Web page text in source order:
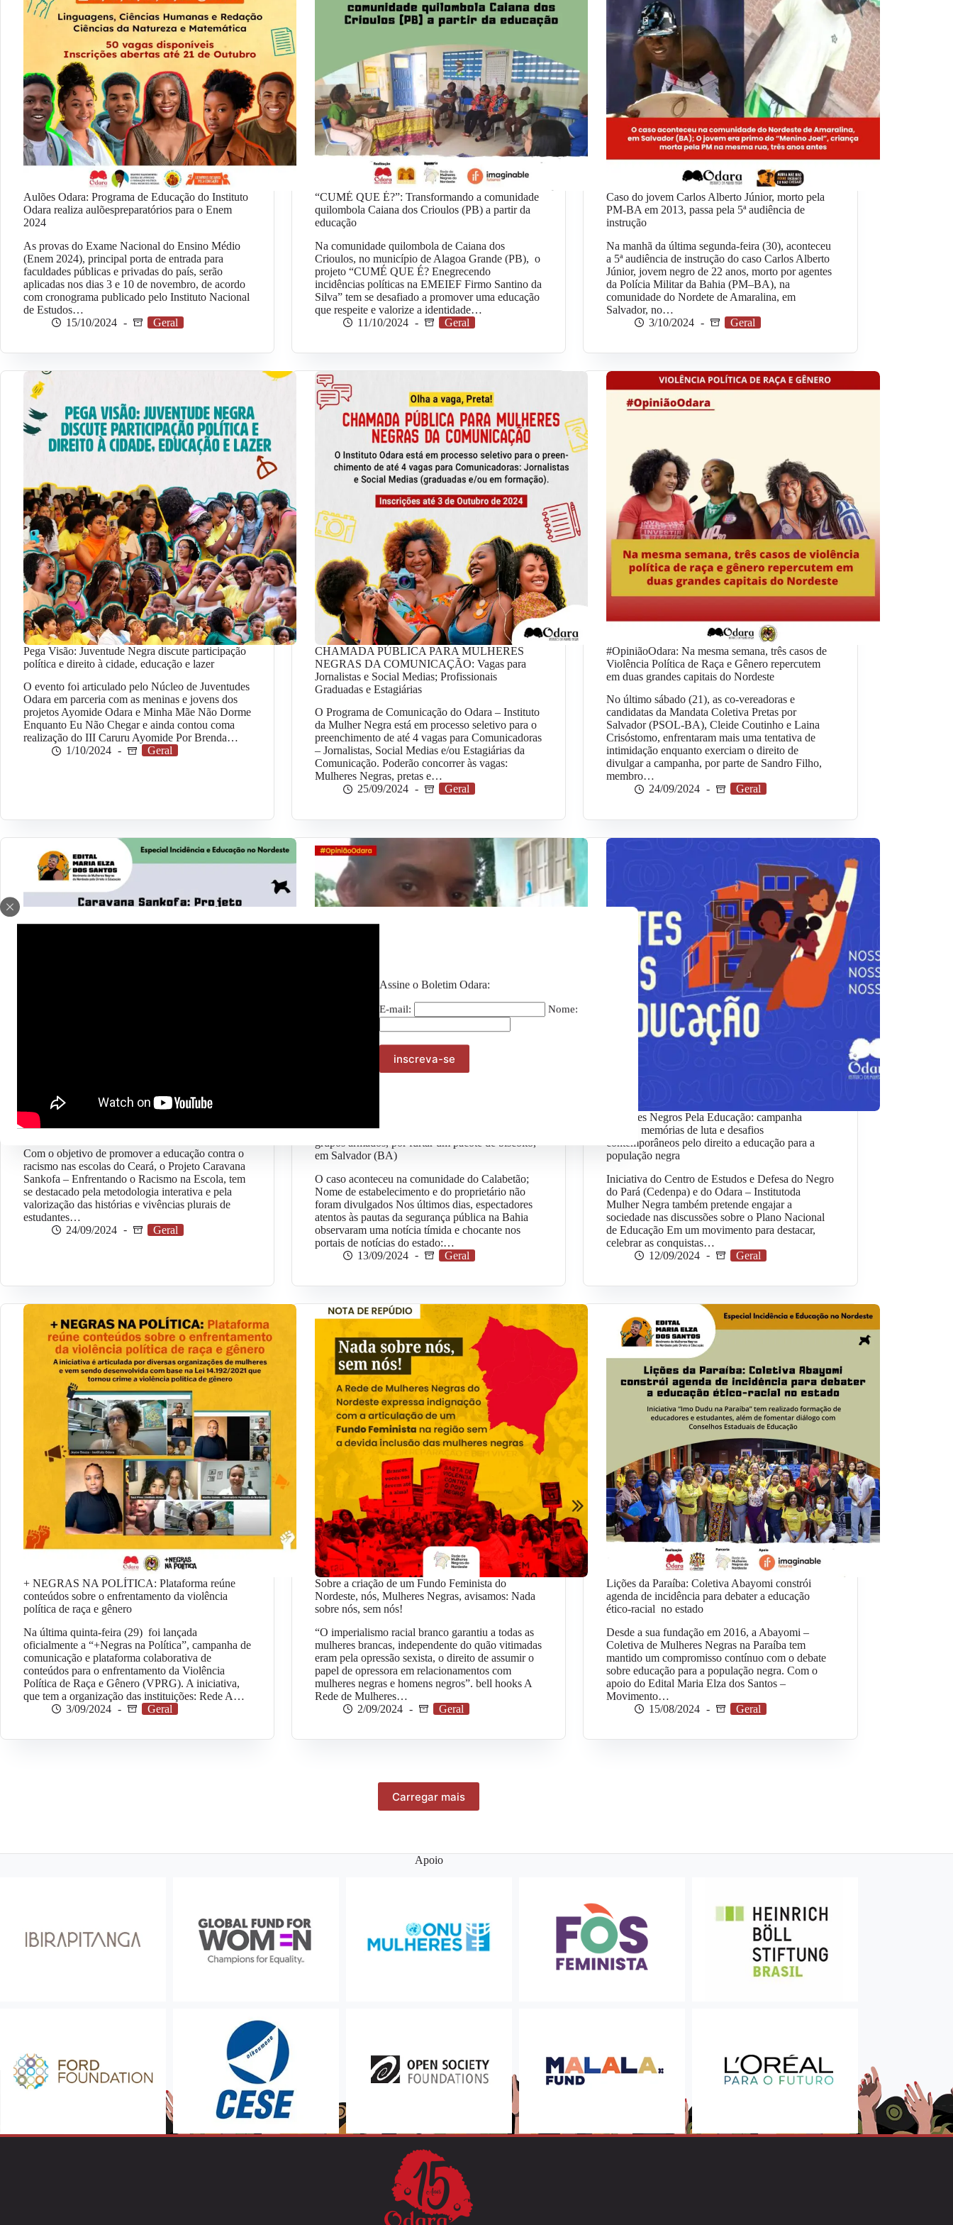
Assine o Boletim Odara:
E-mail: Nome:
Aulões Odara: Programa de Educação do Instituto
Odara realiza aulõespreparatórios para o Enem
2024
As provas do Exame Nacional do Ensino Médio
(Enem 2024), principal porta de entrada para
faculdades públicas e privadas do país, serão
aplicadas nos dias 3 e 10 de novembro, de acordo
com cronograma publicado pelo Instituto Nacional
de Estudos…
15/10/2024
Geral
“CUMÉ QUE É?”: Transformando a comunidade
quilombola Caiana dos Crioulos (PB) a partir da
educação
Na comunidade quilombola de Caiana dos
Crioulos, no município de Alagoa Grande (PB), o
projeto “CUMÉ QUE É? Enegrecendo
incidências políticas na EMEIEF Firmo Santino da
Silva” tem se desafiado a promover uma educação
que respeite e valorize a identidade…
11/10/2024
Geral
Caso do jovem Carlos Alberto Júnior, morto pela
PM-BA em 2013, passa pela 5ª audiência de
instrução
Na manhã da última segunda-feira (30), aconteceu
a 5ª audiência de instrução do caso Carlos Alberto
Júnior, jovem negro de 22 anos, morto por agentes
da Polícia Militar da Bahia (PM–BA), na
comunidade do Nordete de Amaralina, em
Salvador, no…
3/10/2024
Geral
Pega Visão: Juventude Negra discute participação
política e direito à cidade, educação e lazer
O evento foi articulado pelo Núcleo de Juventudes
Odara em parceria com as meninas e jovens dos
projetos Ayomide Odara e Minha Mãe Não Dorme
Enquanto Eu Não Chegar e ainda contou coma
realização do III Caruru Ayomide Por Brenda…
1/10/2024
Geral
CHAMADA PÚBLICA PARA MULHERES
NEGRAS DA COMUNICAÇÃO: Vagas para
Jornalistas e Social Medias; Profissionais
Graduadas e Estagiárias
O Programa de Comunicação do Odara – Instituto
da Mulher Negra está em processo seletivo para o
preenchimento de até 4 vagas para Comunicadoras
– Jornalistas, Social Medias e/ou Estagiárias da
Comunicação. Poderão concorrer às vagas:
Mulheres Negras, pretas e…
25/09/2024
Geral
#OpiniãoOdara: Na mesma semana, três casos de
Violência Política de Raça e Gênero repercutem
em duas grandes capitais do Nordeste
No último sábado (21), as co-vereadoras e
candidatas da Mandata Coletiva Pretas por
Salvador (PSOL-BA), Cleide Coutinho e Laina
Crisóstomo, enfrentaram mais uma tentativa de
intimidação enquanto exerciam o direito de
divulgar a campanha, por parte de Sandro Filho,
membro…
24/09/2024
Geral
Caravana Sankofa: Projeto promove ações de
enfrentamento ao racismo nas escolas do Ceará
Com o objetivo de promover a educação contra o
racismo nas escolas do Ceará, o Projeto Caravana
Sankofa – Enfrentando o Racismo na Escola, tem
se destacado pela metodologia interativa e pela
valorização das histórias e vivências plurais de
estudantes…
24/09/2024
Geral
morto após ser entregue por dono de mercado a
grupos armados, por furtar um pacote de biscoito,
em Salvador (BA)
O caso aconteceu na comunidade do Calabetão;
Nome de estabelecimento e do proprietário não
foram divulgados Nos últimos dias, espectadores
atentos às pautas da segurança pública na Bahia
observaram uma notícia tímida e chocante nos
portais de notícias do estado:…
13/09/2024
Geral
Levantes Negros Pela Educação: campanha
celebra memórias de luta e desafios
contemporâneos pelo direito a educação para a
população negra
Iniciativa do Centro de Estudos e Defesa do Negro
do Pará (Cedenpa) e do Odara – Institutoda
Mulher Negra também pretende engajar a
sociedade nas discussões sobre o Plano Nacional
de Educação Em um movimento para destacar,
celebrar as conquistas…
12/09/2024
Geral
+ NEGRAS NA POLÍTICA: Plataforma reúne
conteúdos sobre o enfrentamento da violência
política de raça e gênero
Na última quinta-feira (29) foi lançada
oficialmente a “+Negras na Política”, campanha de
comunicação e plataforma colaborativa de
conteúdos para o enfrentamento da Violência
Política de Raça e Gênero (VPRG). A iniciativa,
que tem a organização das instituições: Rede A…
3/09/2024
Geral
Sobre a criação de um Fundo Feminista do
Nordeste, nós, Mulheres Negras, avisamos: Nada
sobre nós, sem nós!
“O imperialismo racial branco garantiu a todas as
mulheres brancas, independente do quão vitimadas
eram pela opressão sexista, o direito de assumir o
papel de opressora em relacionamentos com
mulheres negras e homens negros”. bell hooks A
Rede de Mulheres…
2/09/2024
Geral
Lições da Paraíba: Coletiva Abayomi constrói
agenda de incidência para debater a educação
ético-racial no estado
Desde a sua fundação em 2016, a Abayomi –
Coletiva de Mulheres Negras na Paraíba tem
mantido um compromisso contínuo com o debate
sobre educação para a população negra. Com o
apoio do Edital Maria Elza dos Santos –
Movimento…
15/08/2024
Geral
Carregar mais
Apoio